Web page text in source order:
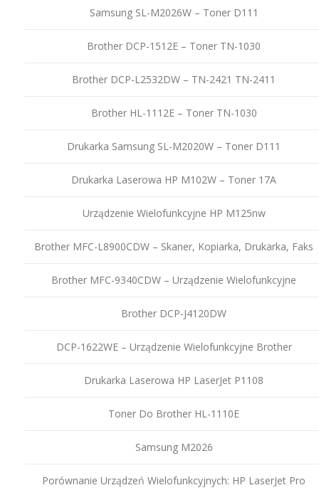
Samsung SL-M2026W – Toner D111
Brother DCP-1512E – Toner TN-1030
Brother DCP-L2532DW – TN-2421 TN-2411
Brother HL-1112E – Toner TN-1030
Drukarka Samsung SL-M2020W – Toner D111
Drukarka Laserowa HP M102W – Toner 17A
Urządzenie Wielofunkcyjne HP M125nw
Brother MFC-L8900CDW – Skaner, Kopiarka, Drukarka, Faks
Brother MFC-9340CDW – Urządzenie Wielofunkcyjne
Brother DCP-J4120DW
DCP-1622WE – Urządzenie Wielofunkcyjne Brother
Drukarka Laserowa HP LaserJet P1108
Toner Do Brother HL-1110E
Samsung M2026
Porównanie Urządzeń Wielofunkcyjnych: HP LaserJet Pro